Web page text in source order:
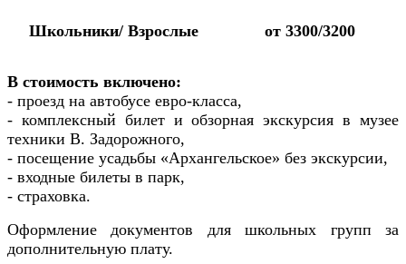
Школьники/ Взрослые от 3300/3200
В стоимость включено:
- проезд на автобусе евро-класса,
- комплексный билет и обзорная экскурсия в музее
техники В. Задорожного,
- посещение усадьбы «Архангельское» без экскурсии,
- входные билеты в парк,
- страховка.
Оформление документов для школьных групп за
дополнительную плату.